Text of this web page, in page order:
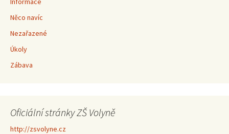
Něco navíc
Nezařazené
Úkoly
Zábava
Oficiální stránky ZŠ Volyně
http://zsvolyne.cz